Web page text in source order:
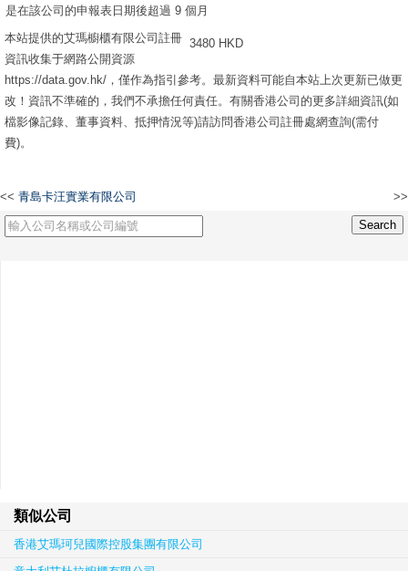
是在該公司的申報表日期後超過 9 個月
3480 HKD
本站提供的艾瑪櫥櫃有限公司註冊
資訊收集于網路公開資源
https://data.gov.hk/，僅作為指引參考。最新資料可能自本站上次更新已做更
改！資訊不準確的，我們不承擔任何責任。有關香港公司的更多詳細資訊(如
檔影像記錄、董事資料、抵押情況等)請訪問香港公司註冊處網查詢(需付
費)。
<< 青島卡汪實業有限公司 >>
類似公司
香港艾瑪珂兒國際控股集團有限公司